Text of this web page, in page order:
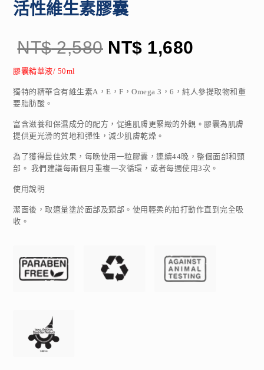
活性維生素膠囊
NT$2,580 NT$ 1,680
膠囊精華液/ 50ml
獨特的精華含有維生素A，E，F，Omega 3，6，純人參提取物和重
要脂肪酸。
富含滋養和保濕成分的配方，促進肌膚更緊緻的外觀。膠囊為肌膚
提供更光滑的質地和彈性，減少肌膚乾燥。
為了獲得最佳效果，每晚使用一粒膠囊，連續44晚，整個面部和頸
部。 我們建議每兩個月重複一次循環，或者每週使用3次。
使用說明
潔面後，取適量塗於面部及頸部。使用輕柔的拍打動作直到完全吸
收。